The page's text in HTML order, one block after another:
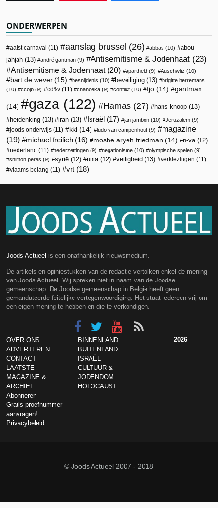
ONDERWERPEN
aalst carnaval (11) aanslag brussel (26) abbas (10)
abou
jahjah (13) andré gantman (9) Antisemitisme & Jodenhaat (23)
Antisemitisme & Jodenhaat(20) apartheid (9) Auschwitz (10)
bart de wever (15) besnijdenis (10) beveiliging (13)
brigitte herremans
(10)
ccojb (9) cd&v (11) chanoeka (9) conflict (10) fjo (14) gantman
(14) gaza (122) Hamas (27) hans knoop (13)
herdenking (13) iran (13) Israël (17) jan jambon (10) Jeruzalem (9)
joods onderwijs (11) kkl (14) ludo van campenhout (9)
magazine
(19)
michael freilich (16) moshe aryeh friedman (14) n-va (12)
nederland (11) nederzettingen (9) negationisme (10) olympische spelen (9)
shimon peres (9) syrië (12) unia (12) veiligheid (13) verkiezingen (11)
vlaams belang (11) vrt (18)
Joods Actueel is een onafhankelijk nieuwsmedium.
De artikels en opiniestukken van de redactie vertolken enkel de mening
van Joods Actueel. Wij spreken niet in naam van de Joodse
gemeenschap. De Joodse gemeenschap in België heeft geen
gemandateerde feitelijke vertegenwoordiging. Het staat iedereen vrij om
een eigen mening te hebben en die te verkondigen.
OVER ONS
ADVERTEREN
CONTACT
LAATSTE
MAGAZINE &
ARCHIEF
Abonneren
Gratis proefnummer
aanvragen!
Privacybeleid
BINNENLAND
BUITENLAND
ISRAËL
CULTUUR &
JODENDOM
HOLOCAUST
2026
© Joods Actueel 2007 - 2018